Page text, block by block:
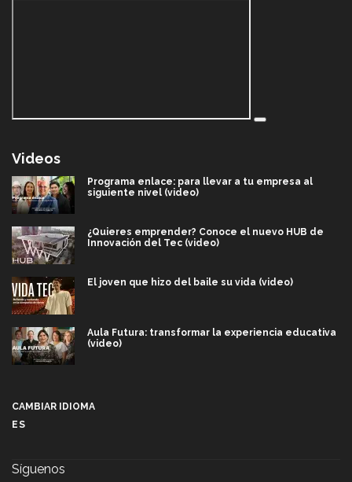
Videos
Programa enlace: para llevar a tu empresa al
siguiente nivel (video)
¿Quieres emprender? Conoce el nuevo HUB de
Innovación del Tec (video)
El joven que hizo del baile su vida (video)
Aula Futura: transformar la experiencia educativa
(video)
CAMBIAR IDIOMA
ES
Síguenos